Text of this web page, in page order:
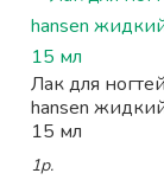
Лак для
hansen
15 мл
1р.